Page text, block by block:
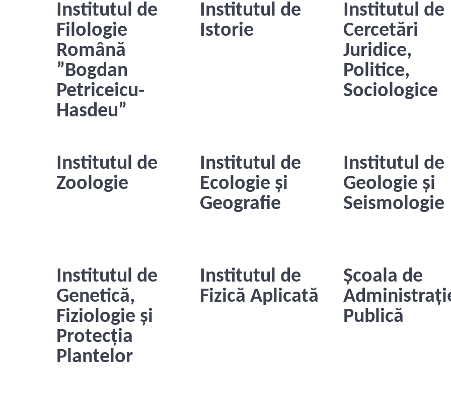
Institutul de
Filologie
Română
”Bogdan
Petriceicu-
Hasdeu”
Institutul de
Istorie
Institutul de
Cercetări
Juridice,
Politice,
Sociologice
Institutul de
Zoologie
Institutul de
Ecologie și
Geografie
Institutul de
Geologie și
Seismologie
Institutul de
Genetică,
Fiziologie și
Protecția
Plantelor
Institutul de
Fizică Aplicată
Școala de
Publică